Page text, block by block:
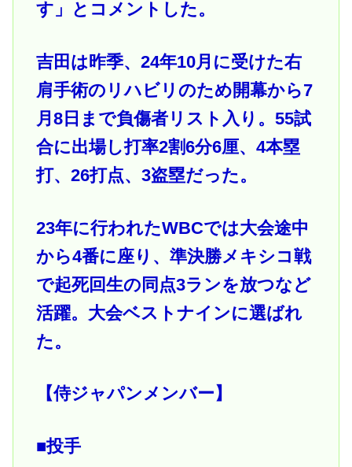
す」とコメントした。
吉田は昨季、24年10月に受けた右
肩手術のリハビリのため開幕から7
月8日まで負傷者リスト入り。55試
合に出場し打率2割6分6厘、4本塁
打、26打点、3盗塁だった。
23年に行われたWBCでは大会途中
から4番に座り、準決勝メキシコ戦
で起死回生の同点3ランを放つなど
活躍。大会ベストナインに選ばれ
た。
【侍ジャパンメンバー】
■投手